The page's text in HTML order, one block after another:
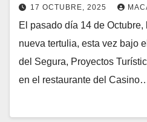
17 OCTUBRE, 2025
El pasado día 14 de
nueva tertulia, esta vez bajo
del Segura, Proyectos
en el restaurante del